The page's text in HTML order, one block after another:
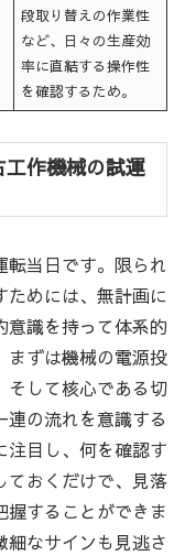
段取り替えの作業性
など、日々の生産効
率に直結する操作性
を確認するため。
作機械の試運
転当日です。限られ
ためには、無計画に
意識を持って体系的
まずは機械の電源投
そして核心である切
の流れを意識する
注目し、何を確認す
ておくだけで、見落
握することができま
細なサインも見逃さ